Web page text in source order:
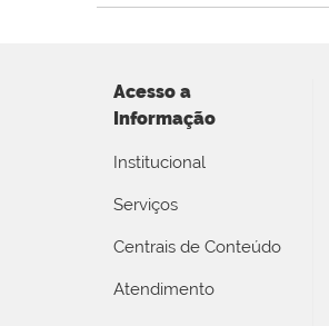
Acesso a
Informação
Institucional
Serviços
Centrais de Conteúdo
Atendimento